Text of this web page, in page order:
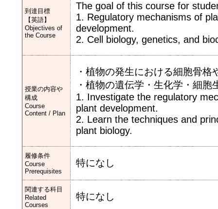
到達目標
【英語】
Objectives of
the Course
The goal of this course for
1. Regulatory mechanisms of
development.
2. Cell biology, genetics, and
授業の内容や
構成
Course
Content / Plan
・植物の発生における細胞骨
・植物の遺伝学・生化学・細
1. Investigate the regulatory
plant development.
2. Learn the techniques and
plant biology.
履修条件
Course
Prerequisites
特になし
関連する科目
Related
Courses
特になし